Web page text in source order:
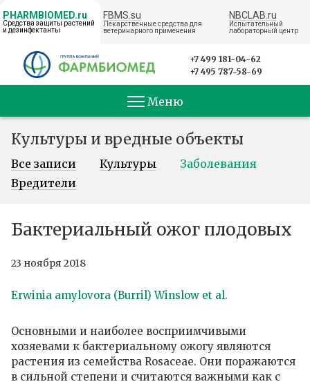
PHARMBIOMED.ru
Средства защиты растений
и дезинфектанты
FBMS.su
Лекарственные средства для
ветеринарного применения
NBCLAB.ru
Испытательный
лабораторный центр
← НА ГЛАВНУЮ
+7 499 181-04-62
+7 495 787-58-69
Меню
Культуры и вредные объекты
Все записи Культуры
Заболевания
Вредители
Бактериальный ожог плодовых
23 ноября 2018
Erwinia amylovora (Burril) Winslow et al.
Основными и наиболее восприимчивыми
хозяевами к бактериальному ожогу являются
растения из семейства Rosaceae. Они поражаются
в сильной степени и считаются важными как с